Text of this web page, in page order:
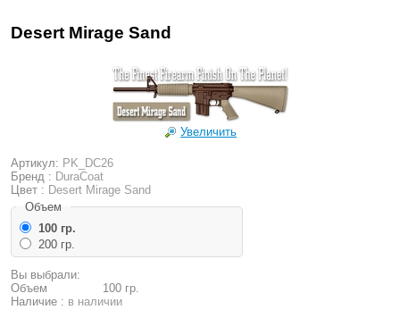
Desert Mirage Sand
Увеличить
Артикул: PK_DC26
Бренд : DuraCoat
Цвет : Desert Mirage Sand
Объем
100 гр.
200 гр.
Вы выбрали:
Объем
100 гр.
Наличие : в наличии